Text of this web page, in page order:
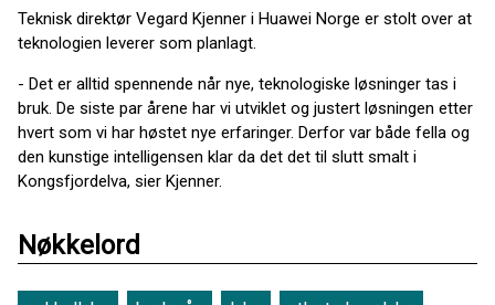
Teknisk direktør Vegard Kjenner i Huawei Norge er stolt over at
teknologien leverer som planlagt.
- Det er alltid spennende når nye, teknologiske løsninger tas i
bruk. De siste par årene har vi utviklet og justert løsningen etter
hvert som vi har høstet nye erfaringer. Derfor var både fella og
den kunstige intelligensen klar da det det til slutt smalt i
Kongsfjordelva, sier Kjenner.
Nøkkelord